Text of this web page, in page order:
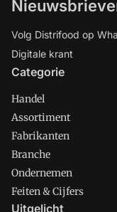
Volg Distrifood op
Digitale krant
Categorie
Handel
Assortiment
Fabrikanten
Branche
Ondernemen
Feiten & Cijfers
Uitgelicht